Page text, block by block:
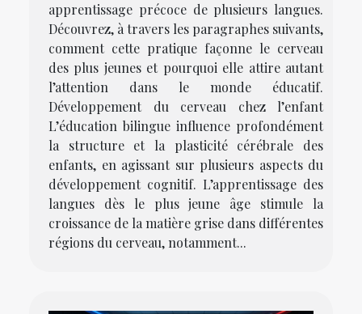
apprentissage précoce de plusieurs langues.
Découvrez, à travers les paragraphes suivants,
comment cette pratique façonne le cerveau
des plus jeunes et pourquoi elle attire autant
l’attention dans le monde éducatif.
Développement du cerveau chez l’enfant
L’éducation bilingue influence profondément
la structure et la plasticité cérébrale des
enfants, en agissant sur plusieurs aspects du
développement cognitif. L’apprentissage des
langues dès le plus jeune âge stimule la
croissance de la matière grise dans différentes
régions du cerveau, notamment...